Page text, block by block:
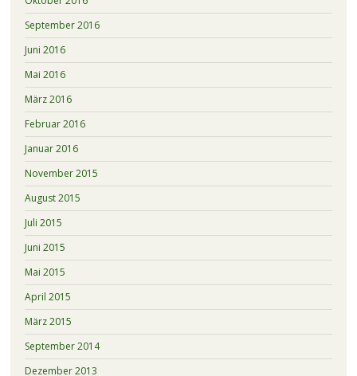
September 2016
Juni 2016
Mai 2016
März 2016
Februar 2016
Januar 2016
November 2015
August 2015
Juli 2015
Juni 2015
Mai 2015
April 2015
März 2015
September 2014
Dezember 2013